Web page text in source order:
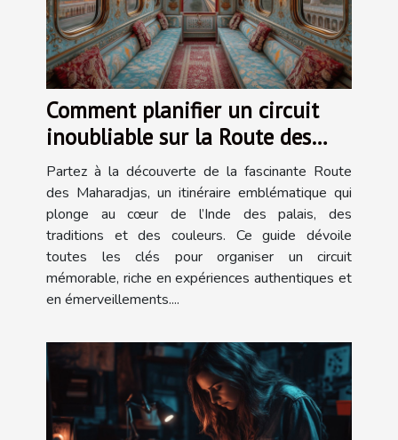
Comment planifier un circuit
inoubliable sur la Route des
Maharadjas ?
Partez à la découverte de la fascinante Route
des Maharadjas, un itinéraire emblématique qui
plonge au cœur de l’Inde des palais, des
traditions et des couleurs. Ce guide dévoile
toutes les clés pour organiser un circuit
mémorable, riche en expériences authentiques et
en émerveillements....